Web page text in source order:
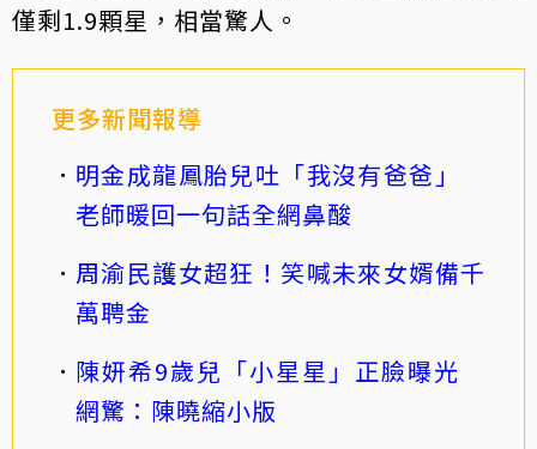
僅剩1.9顆星，相當驚人。
更多新聞報導
明金成龍鳳胎兒吐「我沒有爸爸」
老師暖回一句話全網鼻酸
周渝民護女超狂！笑喊未來女婿備千
萬聘金
陳妍希9歲兒「小星星」正臉曝光
網驚：陳曉縮小版